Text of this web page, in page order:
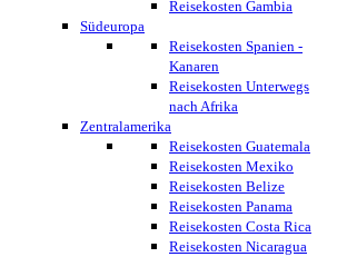
Reisekosten Gambia
Südeuropa
Reisekosten Spanien -
Kanaren
Reisekosten Unterwegs
nach Afrika
Zentralamerika
Reisekosten Guatemala
Reisekosten Mexiko
Reisekosten Belize
Reisekosten Panama
Reisekosten Costa Rica
Reisekosten Nicaragua